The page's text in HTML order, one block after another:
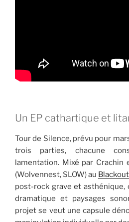
Un EP cathartique et
Tour de Silence, prévu pour
trois parties, chacune
lamentation. Mixé par Crachin
(Wolvennest, SLOW) au
post-rock grave et
dramatique et paysages
projet se veut une capsule